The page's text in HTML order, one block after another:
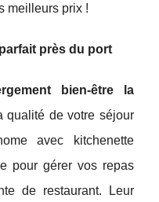
meilleurs prix !
près du port
bien-être la
qualité de votre séjour
avec kitchenette
pour gérer vos repas
de restaurant. Leur